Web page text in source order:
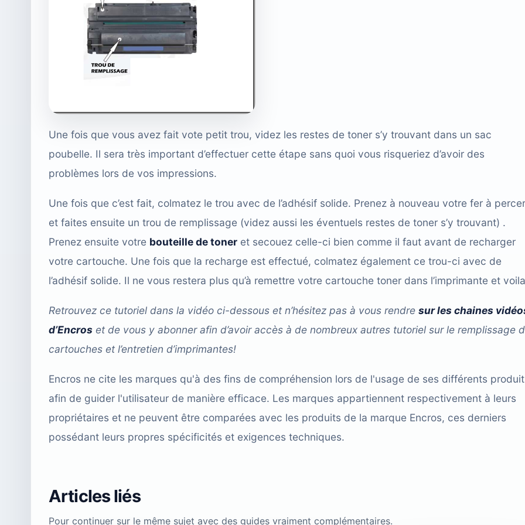
Une fois que vous avez fait vote petit trou, videz les restes de toner s’y trouvant dans un sac
poubelle. Il sera très important d’effectuer cette étape sans quoi vous risqueriez d’avoir des
problèmes lors de vos impressions.
Une fois que c’est fait, colmatez le trou avec de l’adhésif solide. Prenez à nouveau votre fer à percer
et faites ensuite un trou de remplissage (videz aussi les éventuels restes de toner s’y trouvant) .
Prenez ensuite votre bouteille de toner et secouez celle-ci bien comme il faut avant de recharger
votre cartouche. Une fois que la recharge est effectué, colmatez également ce trou-ci avec de
l’adhésif solide. Il ne vous restera plus qu’à remettre votre cartouche toner dans l’imprimante et
Retrouvez ce tutoriel dans la vidéo ci-dessous et n’hésitez pas à vous rendre sur les chaines
d’Encros et de vous y abonner afin d’avoir accès à de nombreux autres tutoriel sur le remplissage
cartouches et l’entretien d’imprimantes!
Encros ne cite les marques qu'à des fins de compréhension lors de l'usage de ses différents
afin de guider l'utilisateur de manière efficace. Les marques appartiennent respectivement à leurs
propriétaires et ne peuvent être comparées avec les produits de la marque Encros, ces derniers
possédant leurs propres spécificités et exigences techniques.
Articles liés
Pour continuer sur le même sujet avec des guides vraiment complémentaires.